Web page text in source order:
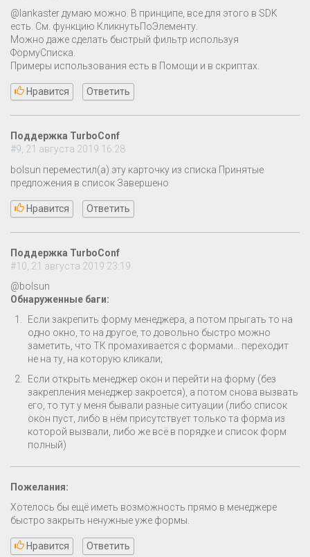
@lankaster думаю можно. В принципе, все для этого в SDK
есть. См. функцию КликнутьПоЭлементу.
Можно даже сделать быстрый фильтр используя
ФормуСписка.
Примеры использования есть в Помощи и в скриптах.
Нравится Ответить
Поддержка TurboConf
#9, 21 августа 2019 16:28
bolsun переместил(а) эту карточку из списка Принятые
предложения в список Завершено
Нравится Ответить
Поддержка TurboConf
#10, 21 августа 2019 23:19
@bolsun
Обнаруженные баги:
Если закрепить форму менеджера, а потом прыгать то на
одно окно, то на другое, то довольно быстро можно
заметить, что ТК промахивается с формами... переходит
не на ту, на которую кликали;
Если открыть менеджер окон и перейти на форму (без
закрепления менеджер закроется), а потом снова вызвать
его, то тут у меня бывали разные ситуации (либо список
окон пуст, либо в нём присутствует только та форма из
которой вызвали, либо же всё в порядке и список форм
полный)
Пожелания:
Хотелось бы ещё иметь возможность прямо в менеджере
быстро закрыть ненужные уже формы.
Нравится Ответить